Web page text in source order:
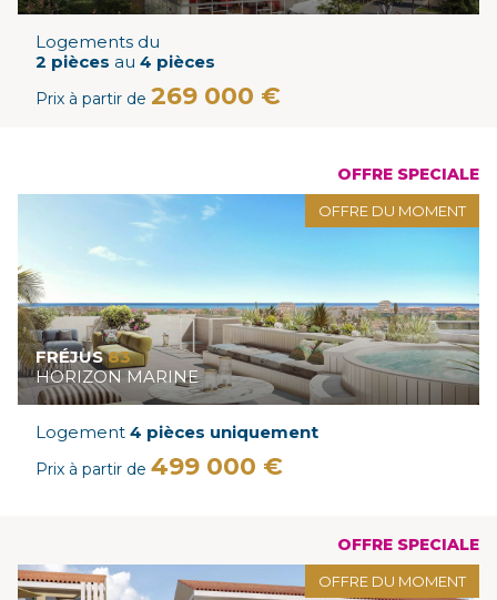
Logements du
2 pièces au 4 pièces
Prix à partir de 269 000 €
OFFRE SPECIALE
OFFRE DU MOMENT
FRÉJUS83
HORIZON MARINE
Logement 4 pièces uniquement
Prix à partir de 499 000 €
OFFRE SPECIALE
OFFRE DU MOMENT